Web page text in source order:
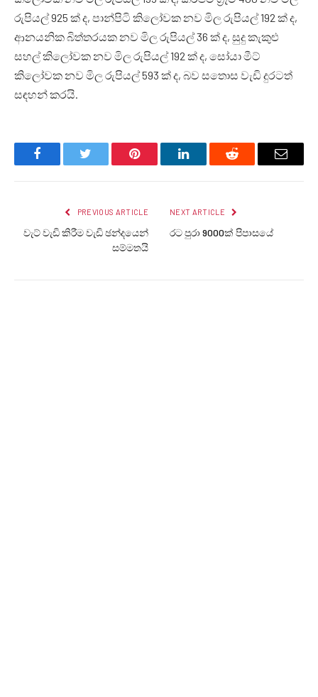
රුපියල් 925 ක් ද, පාන්පිටි කිලෝවක නව මිල රුපියල් 192 ක් ද,
ආනයනික බිත්තරයක නව මිල රුපියල් 36 ක් ද, සුදු කැකුළු
සහල් කිලෝවක නව මිල රුපියල් 192 ක් ද, සෝයා මීට්
කිලෝවක නව මිල රුපියල් 593 ක් ද, බව සතොස වැඩි දුරටත්
සඳහන් කරයි.
FacebookTwitter Pinterest LinkedInReddit Email
PREVIOUS ARTICLE
වැට් වැඩි කිරීම වැඩි ඡන්දයෙන්
සම්මතයි
NEXT ARTICLE
රට පුරා 9000ක් පිපාසයේ